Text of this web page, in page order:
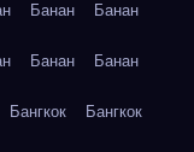
Банан Банан
Банан Банан
Бангкок Бангкок